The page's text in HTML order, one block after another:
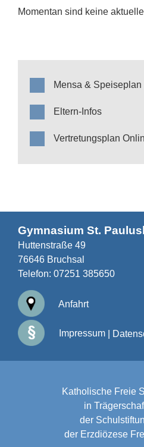
Momentan sind keine
Mensa & Speiseplan
Eltern-Infos
Vertretungsplan
Gymnasium St.
Huttenstraße 49
76646 Bruchsal
Telefon: 07251 385650
Anfahrt
Impressum
Katholische Freie
in
der
der Erzdiözese